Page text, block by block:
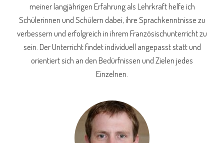
meiner langjährigen Erfahrung als Lehrkraft helfe ich
Schülerinnen und Schülern dabei, ihre Sprachkenntnisse zu
verbessern und erfolgreich in ihrem Französischunterricht zu
sein. Der Unterricht findet individuell angepasst statt und
orientiert sich an den Bedürfnissen und Zielen jedes
Einzelnen.